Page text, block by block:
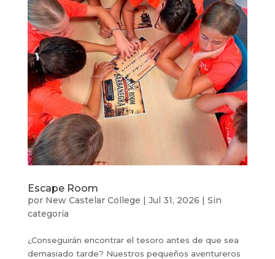
Escape Room
por New Castelar College | Jul 31, 2026 | Sin
categoría
¿Conseguirán encontrar el tesoro antes de que sea
demasiado tarde? Nuestros pequeños aventureros